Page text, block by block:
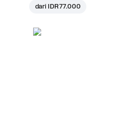
dari IDR 77.000